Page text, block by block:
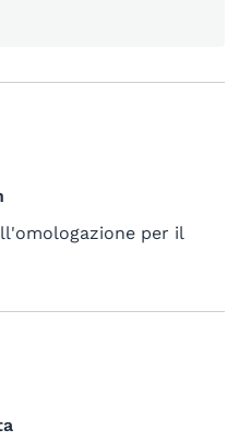
per il